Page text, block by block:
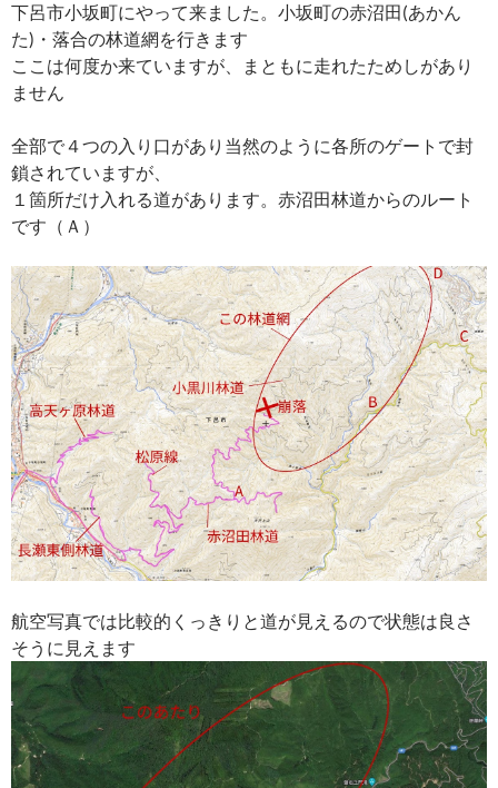
下呂市小坂町にやって来ました。小坂町の赤沼田(あかん
た)・落合の林道網を行きます
ここは何度か来ていますが、まともに走れたためしがあり
ません
全部で４つの入り口があり当然のように各所のゲートで封
鎖されていますが、
１箇所だけ入れる道があります。赤沼田林道からのルート
です（Ａ）
航空写真では比較的くっきりと道が見えるので状態は良さ
そうに見えます